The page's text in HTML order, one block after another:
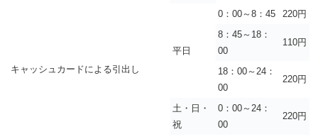
キャッシュカードによる引出し
平日
0：00～8：45
220円
8：45～18：
00
110円
18：00～24：
00
220円
土・日・
祝
0：00～24：
00
220円